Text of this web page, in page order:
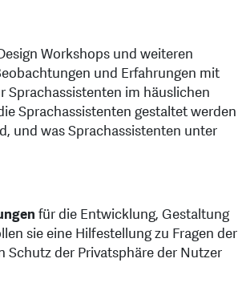
Workshops und weiteren
und Erfahrungen mit
im häuslichen
Sprachassistenten gestaltet werden
und was Sprachassistenten unter
für die Entwicklung, Gestaltung
sie eine Hilfestellung zu Fragen der
Schutz der Privatsphäre der Nutzer